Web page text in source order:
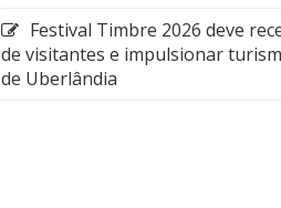
Festival Timbre 2026 deve
de visitantes e impulsionar
de Uberlândia